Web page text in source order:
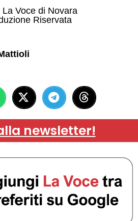
Voce di Novara
Riservata
newsletter!